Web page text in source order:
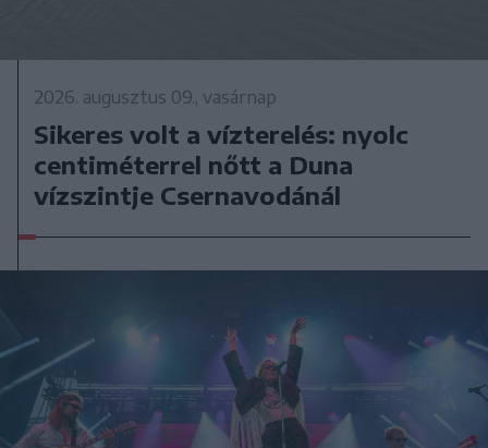
2026. augusztus 09., vasárnap
Sikeres volt a vízterelés: nyolc
centiméterrel nőtt a Duna
vízszintje Csernavodánál